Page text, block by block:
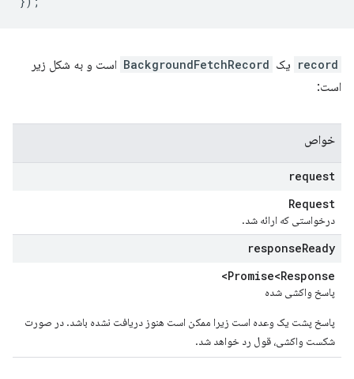
record یک BackgroundFetchRecord است و به شکل زیر
است:
خواص
request
Request
درخواستی که ارائه شد.
responseReady
Promise<Response>
پاسخ واکشی شده
پاسخ پشت یک وعده است زیرا ممکن است هنوز دریافت نشده باشد. در صورت
شکست واکشی، قول رد خواهد شد.